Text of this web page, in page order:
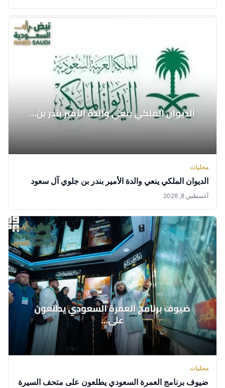
محليات
الديوان الملكي ينعي والدة الأمير بندر بن جلوي آل سعود
أغسطس 8, 2026
محليات
ضيوف برنامج العمرة السعودي يطلعون على متحف السيرة